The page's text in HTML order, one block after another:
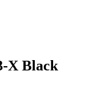
X Black